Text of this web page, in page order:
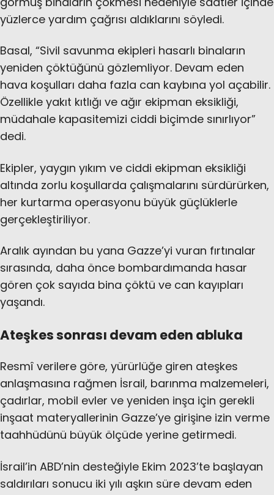
yüzlerce yardım çağrısı aldıklarını söyledi.
Basal, “Sivil savunma ekipleri hasarlı binaların
yeniden çöktüğünü gözlemliyor. Devam eden
hava koşulları daha fazla can kaybına yol açabilir.
Özellikle yakıt kıtlığı ve ağır ekipman eksikliği,
müdahale kapasitemizi ciddi biçimde sınırlıyor”
dedi.
Ekipler, yaygın yıkım ve ciddi ekipman eksikliği
altında zorlu koşullarda çalışmalarını sürdürürken,
her kurtarma operasyonu büyük güçlüklerle
gerçekleştiriliyor.
Aralık ayından bu yana Gazze’yi vuran fırtınalar
sırasında, daha önce bombardımanda hasar
gören çok sayıda bina çöktü ve can kayıpları
yaşandı.
Ateşkes sonrası devam eden abluka
Resmî verilere göre, yürürlüğe giren ateşkes
anlaşmasına rağmen İsrail, barınma malzemeleri,
çadırlar, mobil evler ve yeniden inşa için gerekli
inşaat materyallerinin Gazze’ye girişine izin verme
taahhüdünü büyük ölçüde yerine getirmedi.
İsrail’in ABD’nin desteğiyle Ekim 2023’te başlayan
saldırıları sonucu iki yılı aşkın süre devam eden